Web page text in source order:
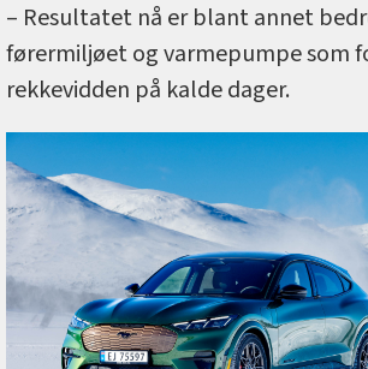
– Resultatet nå er blant annet
førermiljøet og varmepumpe som
rekkevidden på kalde dager.